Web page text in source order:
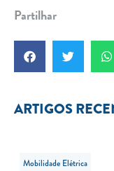
Partilhar
ARTIGOS
Mobilidade Elétrica